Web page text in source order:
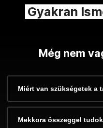
Gyakran
Még nem
Miért van szükségetek a
Mekkora összeggel